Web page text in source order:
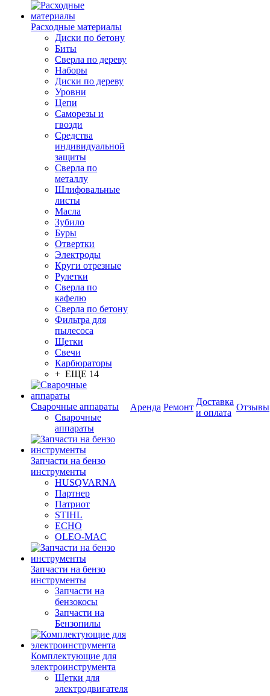
Расходные материалы
Диски по бетону
Биты
Сверла по дереву
Наборы
Диски по дереву
Уровни
Цепи
Саморезы и
гвозди
Средства
индивидуальной
защиты
Сверла по
металлу
Шлифовальные
листы
Масла
Зубило
Буры
Отвертки
Электроды
Круги отрезные
Рулетки
Сверла по
кафелю
Сверла по бетону
Фильтра для
пылесоса
Щетки
Свечи
Карбюраторы
+ ЕЩЕ 14
Сварочные аппараты
Сварочные
аппараты
Запчасти на бензо
инструменты
HUSQVARNA
Партнер
Патриот
STIHL
ECHO
OLEO-MAC
Запчасти на бензо
инструменты
Запчасти на
бензокосы
Запчасти на
Бензопилы
Комплектующие для
электроинструмента
Щетки для
электродвигателя
Аренда Ремонт
Доставка
и оплата
Отзывы